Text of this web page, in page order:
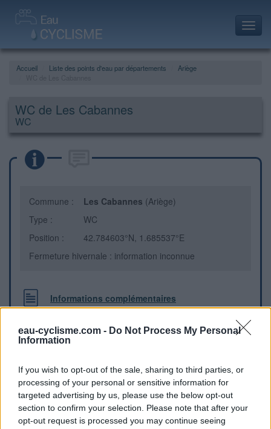
eau-cyclisme.com - Do Not Process My Personal
Information
If you wish to opt-out of the sale, sharing to third parties, or
processing of your personal or sensitive information for
targeted advertising by us, please use the below opt-out
section to confirm your selection. Please note that after your
opt-out request is processed you may continue seeing
Accueil Liste des points d'eau par départements
Ariège
WC de Les Cabannes
WC
Commune : Les Cabannes (Ariège)
Type :
WC
Position :
42.784603°N, 1.685537°E
Fermeture hivernale : information inconnue
Informations complémentaires
Des toilettes se trouvent derrière un panneau d'affichage
lumineux, à proximité de la mairie, place des platanes, au
pied de l'ascension du plateau de beille.
Repères visuels